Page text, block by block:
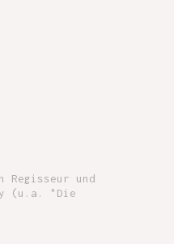
Regisseur und
(u.a. "Die